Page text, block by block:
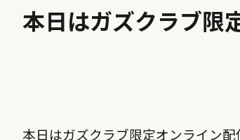
本日はガズクラブ限
本日はガズクラブ限定オンライン配